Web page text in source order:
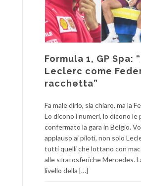
Formula 1, GP Spa:
Leclerc come
racchetta”
Fa male dirlo, sia chiaro, ma la
Lo dicono i numeri, lo dicono le
confermato la gara in Belgio.
applauso ai piloti, non solo
tutti quelli che lottano con
alle stratosferiche Mercedes.
livello della […]